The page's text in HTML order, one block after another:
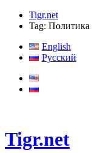
Tigr.net
Tag: Политика
English
Русский
Tigr.net